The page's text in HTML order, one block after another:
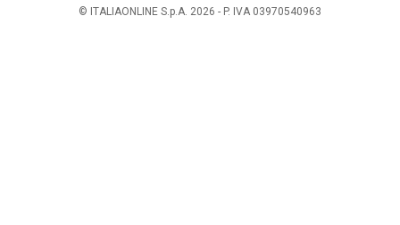
© ITALIAONLINE S.p.A. 2026 - P. IVA 03970540963